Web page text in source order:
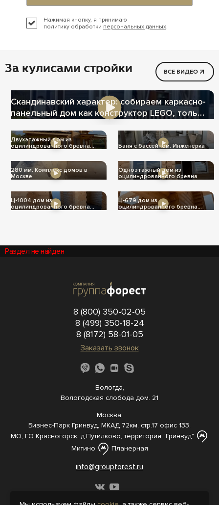
Нажимая кнопку, я принимаю
политику обработки персональных данных.
За кулисами стройки ВСЕ ВИДЕО
Скандинавский характер: собираем каркасно-
панельный дом как конструктор LEGO, только
Двухэтажный дом из
оцилиндрованного бревна
Баня с бассейном. Инженерка
280 мм. Комплекс домов в
Москве
Одноэтажный дом из
оцилиндрованного бревна
Ц-1004 дом из
оцилиндрованного бревна
Ц-679 дом из
оцилиндрованного бревна
Раздел не найден
8 (800) 350-02-05
8 (499) 350-18-24
8 (8172) 58-01-05
Заказать звонок
Вологда,
Вологодская слобода дом. 21
Москва,
Бизнес-Парк Гринвуд, МКАД 72км, стр.17 офис 133.
МО, ГО Красногорск, д.Путилково, территория "Гринвуд"
Митино
Планерная
info@groupforest.ru